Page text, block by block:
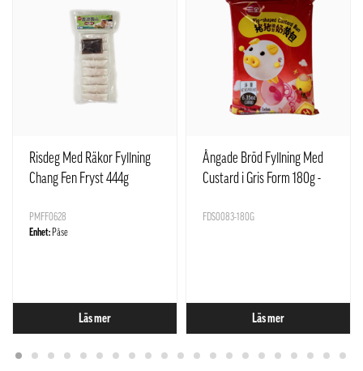
Risdeg Med Räkor Fyllning
Chang Fen Fryst 444g
PMFF0628
Enhet: Påse
Läs mer
Ångade Bröd Fyllning Med
Custard i Gris Form 180g -
FDS0083-180G
Läs mer